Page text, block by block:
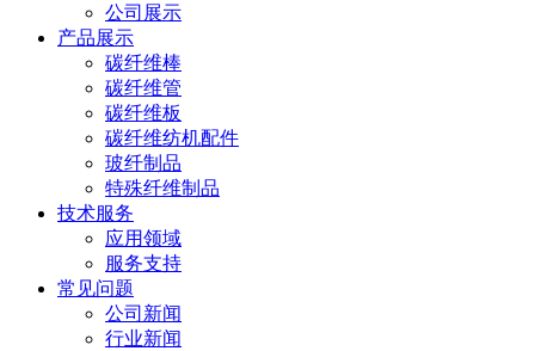
公司展示
产品展示
碳纤维棒
碳纤维管
碳纤维板
碳纤维纺机配件
玻纤制品
特殊纤维制品
技术服务
应用领域
服务支持
常见问题
公司新闻
行业新闻